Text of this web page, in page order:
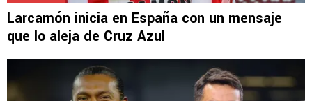
Larcamón inicia en España con un mensaje
que lo aleja de Cruz Azul